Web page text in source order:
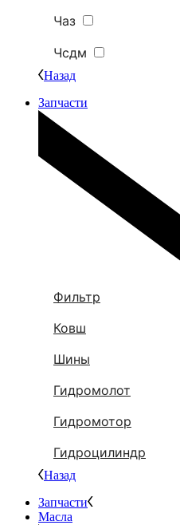
Чаз
Чсдм
Назад
Запчасти
Фильтр
Ковш
Шины
Гидромолот
Гидромотор
Гидроцилиндр
Назад
Запчасти
Масла